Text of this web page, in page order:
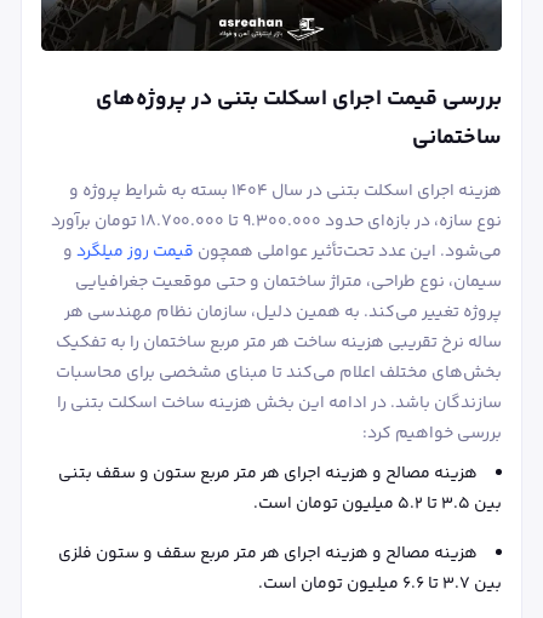
بررسی قیمت اجرای اسکلت بتنی در پروژه‌های
ساختمانی
هزینه اجرای اسکلت بتنی در سال ۱۴۰۴ بسته به شرایط پروژه و
نوع سازه، در بازه‌ای حدود ۹.۳۰۰.۰۰۰ تا ۱۸.۷۰۰.۰۰۰ تومان برآورد
می‌شود. این عدد تحت‌تأثیر عواملی همچون قیمت روز میلگردو
سیمان، نوع طراحی، متراژ ساختمان و حتی موقعیت جغرافیایی
پروژه تغییر می‌کند. به همین دلیل، سازمان نظام مهندسی هر
ساله نرخ تقریبی هزینه ساخت هر متر مربع ساختمان را به تفکیک
بخش‌های مختلف اعلام می‌کند تا مبنای مشخصی برای محاسبات
سازندگان باشد. در ادامه این بخش هزینه ساخت اسکلت بتنی را
بررسی خواهیم کرد:
هزینه مصالح و هزینه اجرای هر متر مربع ستون و سقف بتنی
بین ۳.۵ تا ۵.۲ میلیون تومان است.
هزینه مصالح و هزینه اجرای هر متر مربع سقف و ستون فلزی
بین ۳.۷ تا ۶.۶ میلیون تومان است.